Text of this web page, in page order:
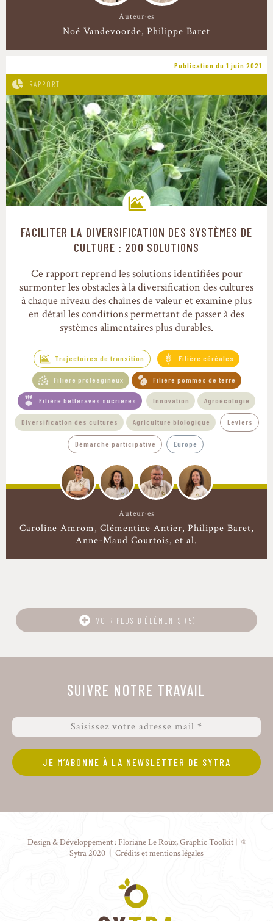
Auteur·es
Noé Vandevoorde Philippe Baret
Publication du 1 juin 2021
RAPPORT
Trajectoires de transition
FACILITER LA DIVERSIFICATION DES SYSTÈMES DE
CULTURE : 200 SOLUTIONS
Ce rapport reprend les solutions identifiées pour
surmonter les obstacles à la diversification des cultures
à chaque niveau des chaînes de valeur et examine plus
en détail les conditions permettant de passer à des
systèmes alimentaires plus durables.
Trajectoires de transition Filière céréales
Filière protéagineux Filière pommes de terre
Filière betteraves sucrières Innovation Agroécologie
Diversification des cultures Agriculture biologique Leviers
Démarche participative Europe
Auteur·es
Caroline Amrom Clémentine Antier Philippe Baret
Anne-Maud Courtois et al.
VOIR PLUS D'ÉLÉMENTS (5)
SUIVRE NOTRE TRAVAIL
Design & Développement :Floriane Le Roux,Graphic Toolkit| ©
Sytra 2020 | Crédits et mentions légales